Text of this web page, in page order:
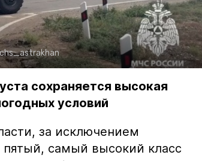
сохраняется высокая
условий
за исключением
пятый, самый высокий класс